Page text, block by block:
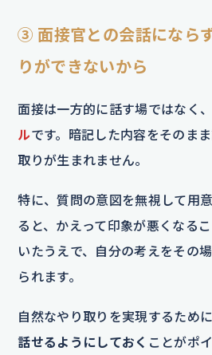
③ 面接官との会話になら
りができないから
面接は一方的に話す場ではなく、
ルです。暗記した内容をそのま
取りが生まれません。
特に、質問の意図を無視して用
ると、かえって印象が悪くなる
いたうえで、自分の考えをその
られます。
自然なやり取りを実現するために
話せるようにしておく ことがポ